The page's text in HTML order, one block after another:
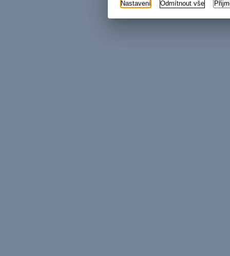
Nastavení Odmítnout vše